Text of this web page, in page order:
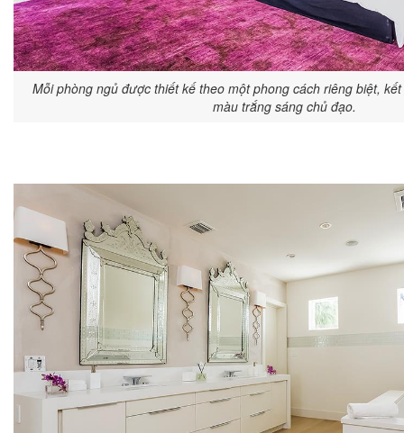
Mỗi phòng ngủ được thiết kế theo một phong cách riêng biệt,
màu trắng sáng chủ đạo.